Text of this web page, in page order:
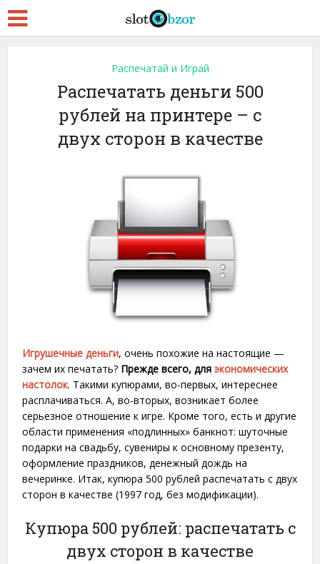
Распечатай и Играй
Распечатать деньги 500
рублей на принтере – с
двух сторон в качестве
Игрушечные деньги, очень похожие на настоящие —
зачем их печатать? Прежде всего, дляэкономических
настолок. Такими купюрами, во-первых, интереснее
расплачиваться. А, во-вторых, возникает более
серьезное отношение к игре. Кроме того, есть и другие
области применения «подлинных» банкнот: шуточные
подарки на свадьбу, сувениры к основному презенту,
оформление праздников, денежный дождь на
вечеринке. Итак, купюра 500 рублей распечатать с двух
сторон в качестве (1997 год, без модификации).
Купюра 500 рублей: распечатать с
двух сторон в качестве